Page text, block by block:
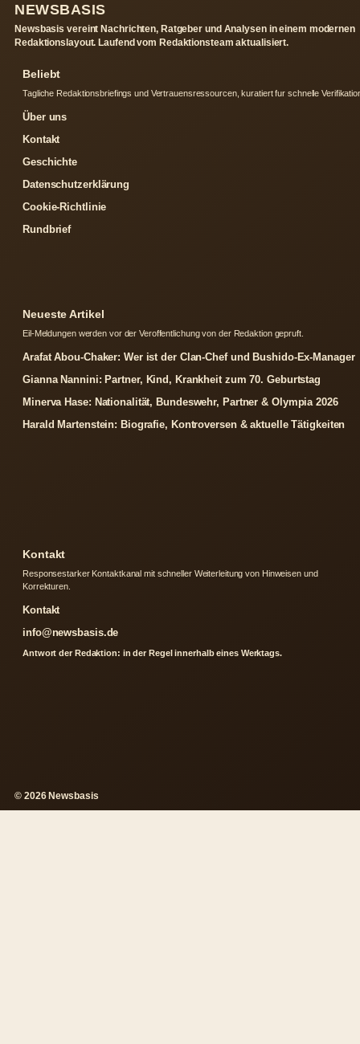
NEWSBASIS
Newsbasis vereint Nachrichten, Ratgeber und Analysen in einem modernen
Redaktionslayout. Laufend vom Redaktionsteam aktualisiert.
Beliebt
Tagliche Redaktionsbriefings und Vertrauensressourcen, kuratiert fur schnelle
Über uns
Kontakt
Geschichte
Datenschutzerklärung
Cookie-Richtlinie
Rundbrief
Neueste Artikel
Eil-Meldungen werden vor der Veroffentlichung von der Redaktion gepruft.
Arafat Abou-Chaker: Wer ist der Clan-Chef und Bushido-Ex-Manager
Gianna Nannini: Partner, Kind, Krankheit zum 70. Geburtstag
Minerva Hase: Nationalität, Bundeswehr, Partner & Olympia 2026
Harald Martenstein: Biografie, Kontroversen & aktuelle Tätigkeiten
Kontakt
Responsestarker Kontaktkanal mit schneller Weiterleitung von Hinweisen und
Korrekturen.
Kontakt
info@newsbasis.de
Antwort der Redaktion: in der Regel innerhalb eines Werktags.
© 2026 Newsbasis